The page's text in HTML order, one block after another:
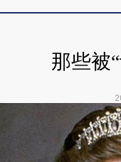
那些被